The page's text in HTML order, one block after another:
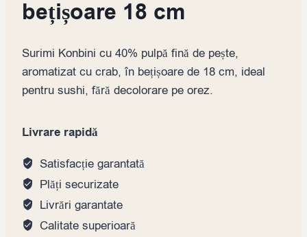
bețișoare 18 cm
Surimi Konbini cu 40% pulpă fină de pește,
aromatizat cu crab, în bețișoare de 18 cm, ideal
pentru sushi, fără decolorare pe orez.
Livrare rapidă
Satisfacție garantată
Plăți securizate
Livrări garantate
Calitate superioară